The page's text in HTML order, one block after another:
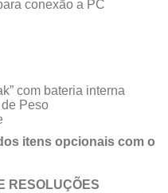
conexão a PC
com bateria interna
Peso
itens opcionais com o
RESOLUÇÕES